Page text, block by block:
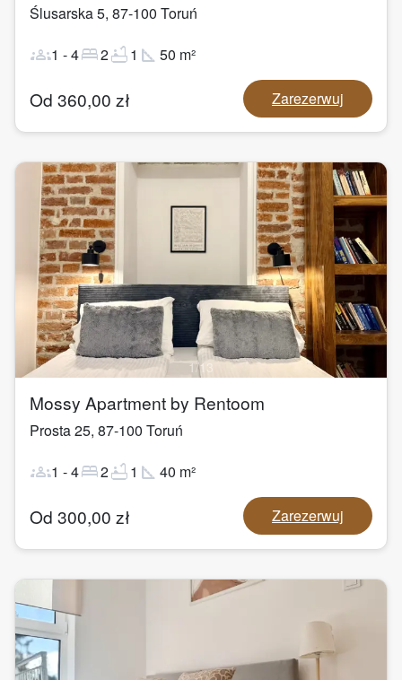
Ślusarska 5, 87-100 Toruń
groups1 -4bed2bathtub1 square_foot 50 m²
Od 360,00 zł Zarezerwuj
1 /13
Mossy Apartment by Rentoom
Prosta 25, 87-100 Toruń
groups1 -4bed2bathtub1 square_foot 40 m²
Od 300,00 zł Zarezerwuj